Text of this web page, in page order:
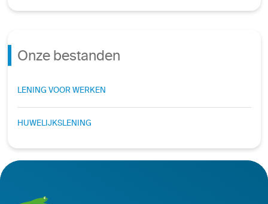
Onze bestanden
LENING VOOR WERKEN
HUWELIJKSLENING